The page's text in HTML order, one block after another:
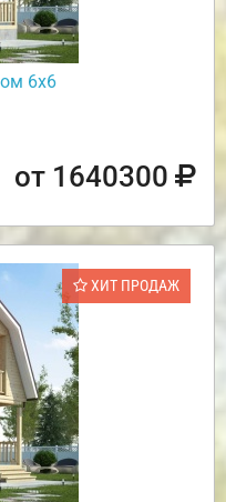
6х6
от 1640300
ХИТ ПРОДАЖ